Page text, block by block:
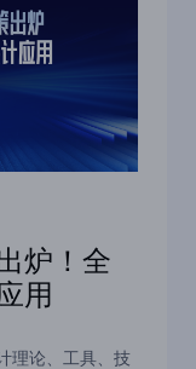
炉！全
用
理论、工具、技